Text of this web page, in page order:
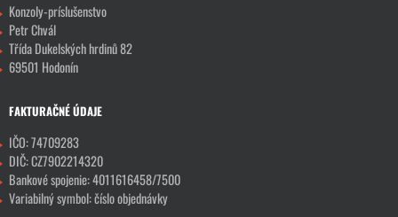
Konzoly-príslušenstvo
Petr Chvál
Třída Dukelských hrdinů 82
69501 Hodonín
FAKTURAČNÉ ÚDAJE
IČO: 74709283
DIČ: CZ7902214320
Bankové spojenie: 4011616458/7500
Variabilný symbol: číslo objednávky